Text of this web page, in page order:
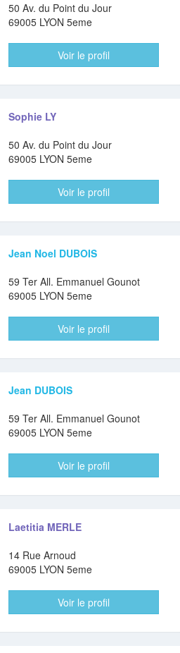
50 Av. du Point du Jour
69005 LYON 5eme
Voir le profil
Sophie LY
50 Av. du Point du Jour
69005 LYON 5eme
Voir le profil
Jean Noel DUBOIS
59 Ter All. Emmanuel Gounot
69005 LYON 5eme
Voir le profil
Jean DUBOIS
59 Ter All. Emmanuel Gounot
69005 LYON 5eme
Voir le profil
Laetitia MERLE
14 Rue Arnoud
69005 LYON 5eme
Voir le profil